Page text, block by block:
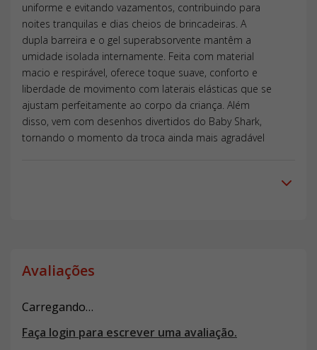
uniforme e evitando vazamentos, contribuindo para
noites tranquilas e dias cheios de brincadeiras. A
dupla barreira e o gel superabsorvente mantêm a
umidade isolada internamente. Feita com material
macio e respirável, oferece toque suave, conforto e
liberdade de movimento com laterais elásticas que se
ajustam perfeitamente ao corpo da criança. Além
disso, vem com desenhos divertidos do Baby Shark,
tornando o momento da troca ainda mais agradável
Avaliações
Carregando…
Faça login para escrever uma avaliação.